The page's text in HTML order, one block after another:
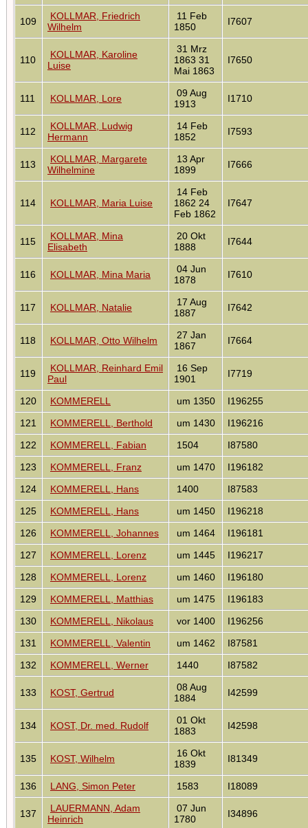
109
KOLLMAR, Friedrich
Wilhelm
11 Feb
1850
I7607
110
KOLLMAR, Karoline
Luise
31 Mrz
1863 31
Mai 1863
I7650
111 KOLLMAR, Lore
09 Aug
1913
I1710
112
KOLLMAR, Ludwig
Hermann
14 Feb
1852
I7593
113
KOLLMAR, Margarete
Wilhelmine
13 Apr
1899
I7666
114 KOLLMAR, Maria Luise
14 Feb
1862 24
Feb 1862
I7647
115
KOLLMAR, Mina
Elisabeth
20 Okt
1888
I7644
116 KOLLMAR, Mina Maria
04 Jun
1878
I7610
117 KOLLMAR, Natalie
17 Aug
1887
I7642
118 KOLLMAR, Otto Wilhelm
27 Jan
1867
I7664
119
KOLLMAR, Reinhard Emil
Paul
16 Sep
1901
I7719
120 KOMMERELL um 1350
I196255
121
KOMMERELL, Berthold um 1430
I196216
122
KOMMERELL, Fabian 1504
I87580
123
KOMMERELL, Franz um 1470
I196182
124
KOMMERELL, Hans 1400
I87583
125
KOMMERELL, Hans um 1450
I196218
126
KOMMERELL, Johannes um 1464
I196181
127
KOMMERELL, Lorenz um 1445
I196217
128
KOMMERELL, Lorenz um 1460
I196180
129
KOMMERELL, Matthias um 1475
I196183
130
KOMMERELL, Nikolaus vor 1400
I196256
131
KOMMERELL, Valentin um 1462
I87581
132
KOMMERELL, Werner 1440 I87582
133 KOST, Gertrud
08 Aug
1884
I42599
134 KOST, Dr. med. Rudolf
01 Okt
1883
I42598
135 KOST, Wilhelm
16 Okt
1839
I81349
136 LANG, Simon Peter 1583 I18089
137
LAUERMANN, Adam
Heinrich
07 Jun
1780
I34896